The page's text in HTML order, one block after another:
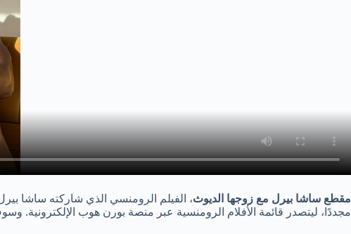
مقطع ساشا بيرل مع زوجها الديوث، الفيلم الرومنسي الذي شاركته ساشا
مجددًا، ليتصدر قائمة الأفلام الرومنسية عبر منصة بورن هوب الإلكترونية.